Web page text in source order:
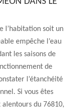
l’habitation soit un
empêche l’eau
les saisons de
de
l’étanchéité
Si vous êtes
du 76810,